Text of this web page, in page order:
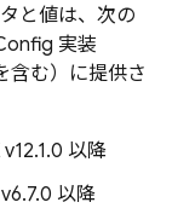
と値は、次の
実装
含む）に提供さ
以降
以降